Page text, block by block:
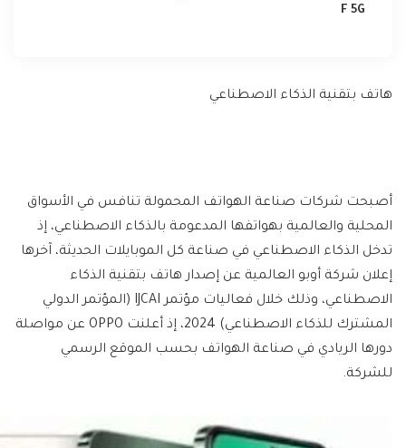
F 5G
هاتف بتقنية الذكاء الاصطناعي
أصبحت شركات صناعة الهواتف المحمولة تنافس في الأسواق
المحلية والعالمية بهواتفها المدعومة بالذكاء الاصطناعي، إذ
تدخل الذكاء الاصطناعي في صناعة كل الموبايلات الحديثة، آخرها
إعلان شركة أوبو العالمية عن إصدار هاتف بتقنية الذكاء
الاصطناعي، وذلك خلال فعاليات مؤتمر IJCAI (المؤتمر الدولي
المشترك للذكاء الاصطناعي) 2024، إذ أعلنت OPPO عن مواصلة
دورها الريادي في صناعة الهواتف بحسب الموقع الرسمي
للشركة.